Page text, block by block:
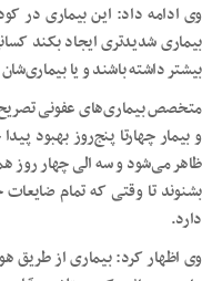
وی ادامه داد: این بیماری در
بیشتر داشته باشند و یا
متخصص بیماری‌های عفونی
و بیمار چهارتا پنج‌روز بهبود
ظاهر می‌شود و سه الی چهار
بشنوند تا وقتی که تمام
دارد.
وی اظهار کرد: بیماری از طریق